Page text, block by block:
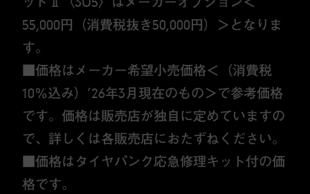
55,000円（消費税抜き50,000円）＞となりま
す。
■価格はメーカー希望小売価格＜（消費税
10％込み）’26年3月現在のもの＞で参考価格
です。価格は販売店が独自に定めていますの
で、詳しくは各販売店におたずねください。
■価格はタイヤパンク応急修理キット付の価
格です。